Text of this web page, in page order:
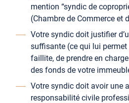
mention “syndic de
(Chambre de Commerce et
Votre syndic doit justifier
suffisante (ce qui lui
faillite, de prendre en
des fonds de votre
Votre syndic doit avoir une
responsabilité civile